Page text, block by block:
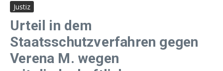
Justiz
Urteil in dem
Staatsschutzverfahren gegen
Verena M. wegen